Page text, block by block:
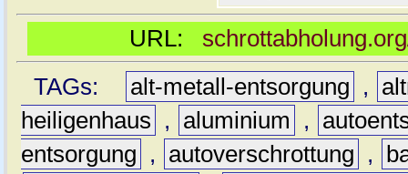
URL:
TAGs:
alt-metall-entsorgung ,
heiligenhaus
, aluminium ,
entsorgung
, autoverschrottung ,